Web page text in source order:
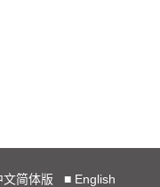
文简体版 ■ English